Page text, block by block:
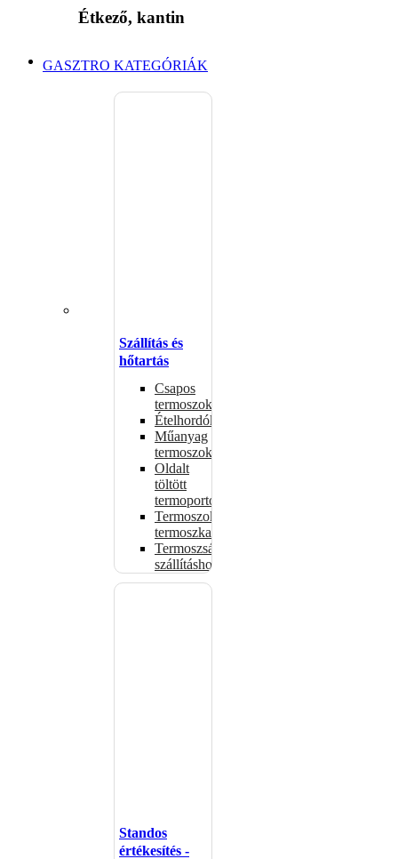
Étkező, kantin
GASZTRO KATEGÓRIÁK
Szállítás és
hőtartás
Csapos
termoszok
Ételhordók
Műanyag
termoszok
Oldalt
töltött
termoportok
Termoszok,
termoszkannák
Termoszsákok
szállításhoz
Standos
értékesítés -